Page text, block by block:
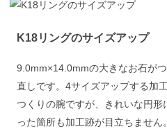
K18リングのサイズアップ
9.0mm×14.0mmの大きなお石が
直しです。4サイズアップする加
つくりの腕ですが、きれいな円
った箇所も加工跡が目立ちませ